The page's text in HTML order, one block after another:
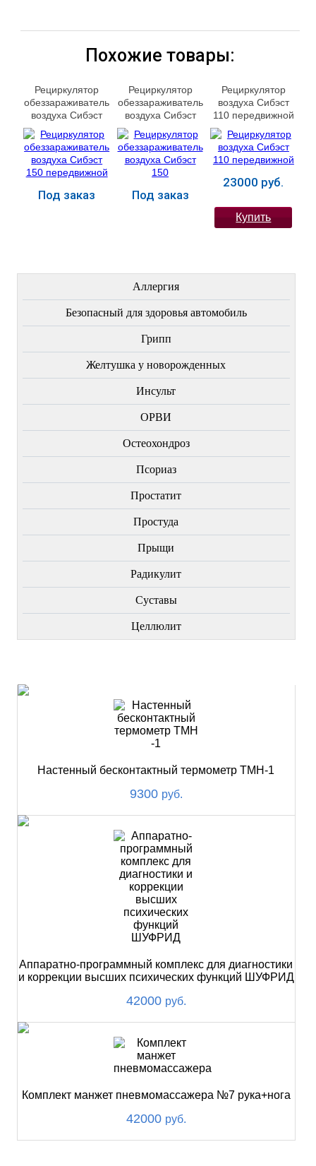
Похожие товары:
Рециркулятор
обеззараживатель
воздуха Сибэст
150 передвижной
Под заказ
Рециркулятор
обеззараживатель
воздуха Сибэст
Под заказ
Рециркулятор
воздуха Сибэст
110 передвижной
23000 руб.
Купить
Аллергия
Безопасный для здоровья автомобиль
Грипп
Желтушка у новорожденных
Инсульт
ОРВИ
Остеохондроз
Пcориаз
Простатит
Простуда
Прыщи
Радикулит
Суставы
Целлюлит
Настенный бесконтактный термометр ТМН-1
9300 руб.
Аппаратно-программный комплекс для диагностики
и коррекции высших психических функций ШУФРИД
42000 руб.
Комплект манжет пневмомассажера №7 рука+нога
42000 руб.